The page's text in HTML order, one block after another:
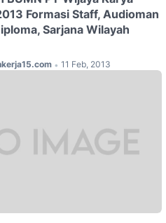
Formasi Staff, Audioman
Sarjana Wilayah
• 11 Feb, 2013